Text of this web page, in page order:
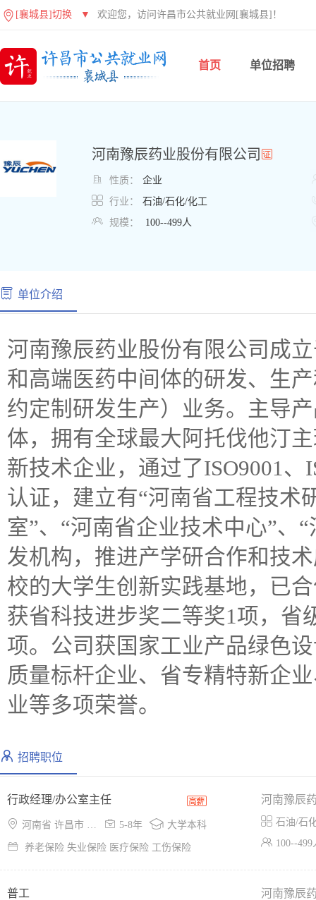
[襄城县]切换 ▼ 欢迎您，访问许昌市公共就业网[襄城县]！
首页 单位招聘
河南豫辰药业股份有限公司
 性质： 企业
 行业： 石油/石化/化工
 规模： 100--499人
单位介绍
河南豫辰药业股份有限公司成
和高端医药中间体的研发、生
约定制研发生产）业务。主导
体，拥有全球最大阿托伐他汀
新技术企业，通过了ISO9001、
认证，建立有“河南省工程技术
室”、“河南省企业技术中心”、
发机构，推进产学研合作和技
校的大学生创新实践基地，已
获省科技进步奖二等奖1项，省
项。公司获国家工业产品绿色
质量标杆企业、省专精特新企
招聘职位
行政经理/办公室主任
 河南省 许昌市 许昌县  5-8年  大学本科
 养老保险 失业保险 医疗保险 工伤保险
河南豫辰
 石油/石
 100--499
普工 河南豫辰